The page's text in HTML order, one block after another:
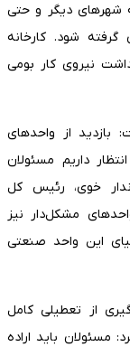
شهرهای دیگر و حتی
شود. کارخانه
نیروی کار بومی
بازدید از واحدهای
داریم مسئولان
خوی، رئیس کل
مشکل‌دار نیز
این واحد صنعتی
از تعطیلی کامل
مسئولان باید اراده